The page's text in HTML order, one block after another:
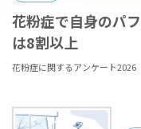
花粉症で自身のパ
は8割以上
花粉症に関するアンケート2026